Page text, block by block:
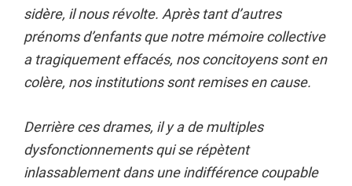
sidère, il nous révolte. Après tant d’autres
prénoms d’enfants que notre mémoire collective
a tragiquement effacés, nos concitoyens sont en
colère, nos institutions sont remises en cause.
Derrière ces drames, il y a de multiples
dysfonctionnements qui se répètent
inlassablement dans une indifférence coupable